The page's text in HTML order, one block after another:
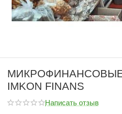
IMKON FINANS
Написать отзыв